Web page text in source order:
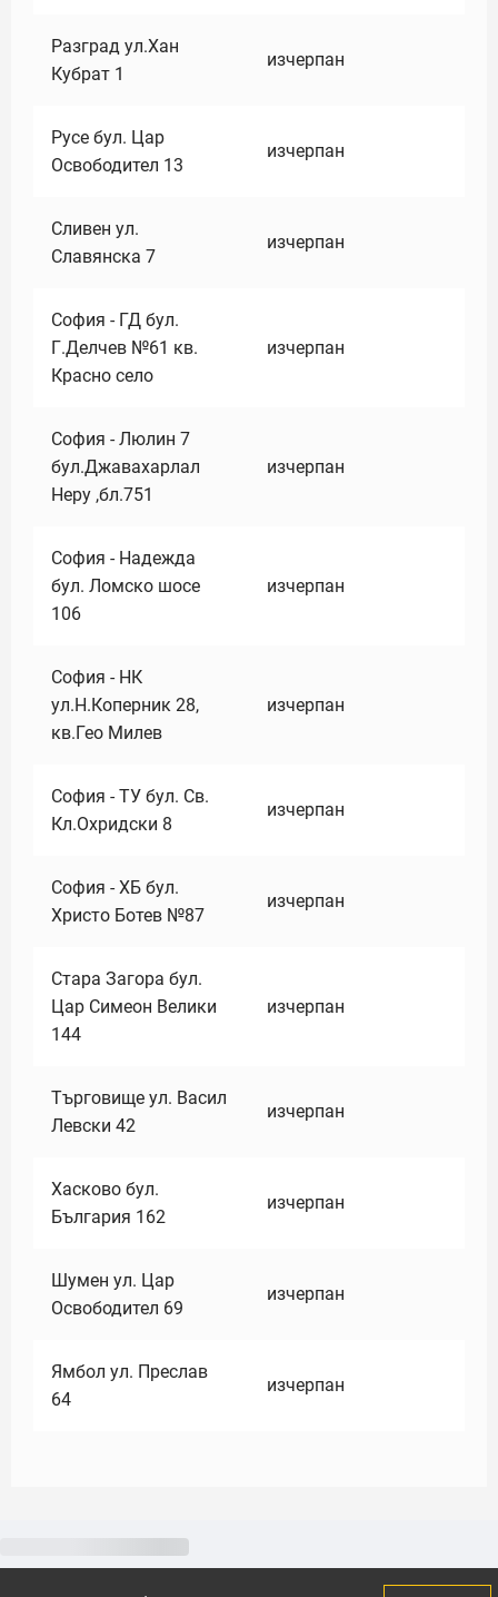
Разград ул.Хан
Кубрат 1
изчерпан
Русе бул. Цар
Освободител 13
изчерпан
Сливен ул.
Славянска 7
изчерпан
София - ГД бул.
Г.Делчев №61 кв.
Красно село
изчерпан
София - Люлин 7
бул.Джавахарлал
Неру ,бл.751
изчерпан
София - Надежда
бул. Ломско шосе
106
изчерпан
София - НК
ул.Н.Коперник 28,
кв.Гео Милев
изчерпан
София - ТУ бул. Св.
Кл.Охридски 8
изчерпан
София - ХБ бул.
Христо Ботев №87
изчерпан
Стара Загора бул.
Цар Симеон Велики
144
изчерпан
Търговище ул. Васил
Левски 42
изчерпан
Хасково бул.
България 162
изчерпан
Шумен ул. Цар
Освободител 69
изчерпан
Ямбол ул. Преслав
64
изчерпан